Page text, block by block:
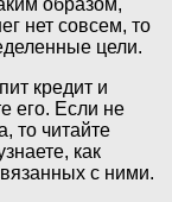
образом,
нет совсем, то
цели.
кредит и
его. Если не
то читайте
как
с ними.